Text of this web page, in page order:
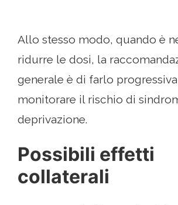
Allo stesso modo, quando è
ridurre le dosi, la
generale è di farlo
monitorare il rischio di
deprivazione.
Possibili effetti
collaterali